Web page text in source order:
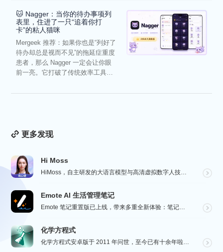
🐱 Nagger：当你的待办事项列
表里，住进了一只“追着你打
卡”的粘人猫咪
Mergeek 推荐：如果你也是“列好了
待办却总是视而不见”的拖延症重度
患者，那么 Nagger 一定会让你眼
前一亮。它打破了传统效率工具冰
更多发现
Hi Moss
HiMoss，自主研发的大语言模型与高清虚拟数字人技术，重塑英语口语教学的未来。 我们的 AI 虚拟...
Emote AI 生活管理笔记
Emote 笔记重置版已上线，带来多重全新体验：笔记架构全面升级，融合笔记、AI 与日程管理，打造高...
化学方程式
化学方程式安卓版于 2011 年问世，至今已有十余年啦！在广大网友的积极贡献和我们的悉心维护下，如今...